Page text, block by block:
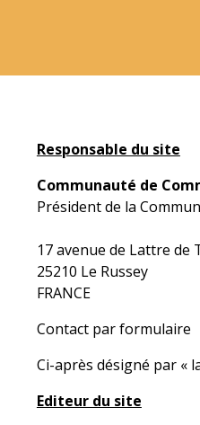
Responsable du site
Communauté de
Président de la
17 avenue de Lattre de
25210 Le Russey
FRANCE
Contact par formulaire
Ci-après désigné par «
Editeur du site